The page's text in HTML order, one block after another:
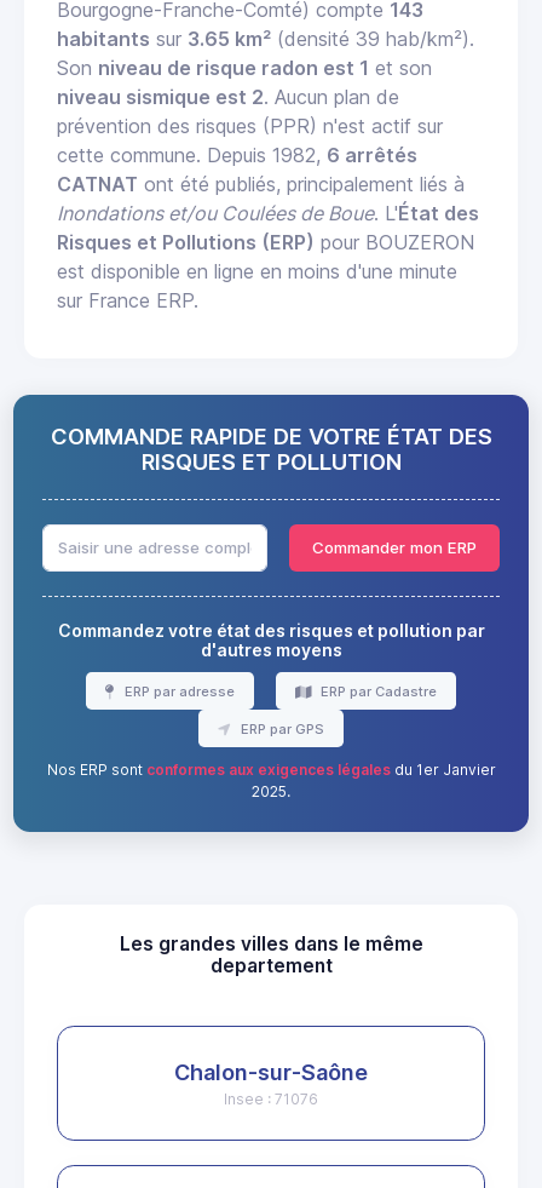
Bourgogne-Franche-Comté) compte 143
habitants sur 3.65 km² (densité 39 hab/km²).
Son niveau de risque radon est 1 et son
niveau sismique est 2. Aucun plan de
prévention des risques (PPR) n'est actif sur
cette commune. Depuis 1982, 6 arrêtés
CATNAT ont été publiés, principalement liés à
Inondations et/ou Coulées de Boue. L'État des
Risques et Pollutions (ERP) pour BOUZERON
est disponible en ligne en moins d'une minute
sur France ERP.
COMMANDE RAPIDE DE VOTRE ÉTAT DES
RISQUES ET POLLUTION
Commander mon ERP
Commandez votre état des risques et pollution par
d'autres moyens
ERP par adresse ERP par Cadastre
ERP par GPS
Nos ERP sont conformes aux exigences légalesdu 1er Janvier
2025.
Les grandes villes dans le même
departement
Chalon-sur-Saône
Insee : 71076